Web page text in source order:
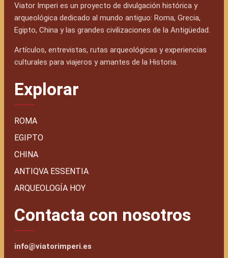
Viator Imperi es un proyecto de divulgación histórica y
arqueológica dedicado al mundo antiguo: Roma, Grecia,
Egipto, China y las grandes civilizaciones de la Antigüedad.
Artículos, entrevistas, rutas arqueológicas y experiencias
culturales para viajeros y amantes de la Historia.
Explorar
ROMA
EGIPTO
CHINA
ANTIQVA ESSENTIA
ARQUEOLOGÍA HOY
Contacta con nosotros
info@viatorimperi.es